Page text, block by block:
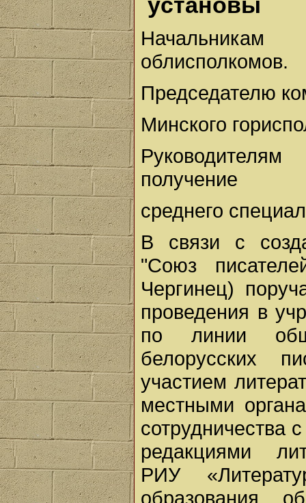
облисполкомов.
Председателю
Минского
получение
среднего
В связи с
"Союз
Чергинец)
проведения в
по линии
белорусских
участием
местными
сотрудничества
редакциями
РИУ
образования